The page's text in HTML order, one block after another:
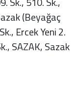
(Beyağaç
Ercek Yeni 2.
SAZAK, Sazak